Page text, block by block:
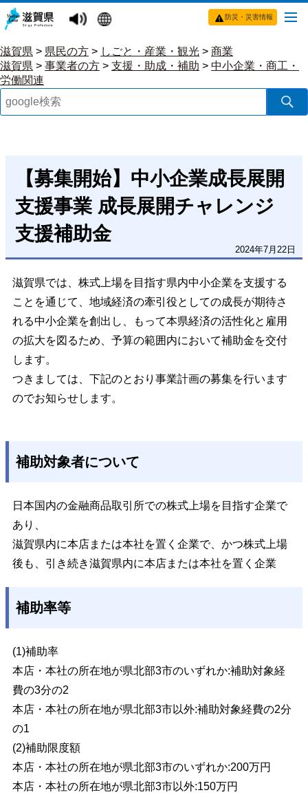
防災・災害情報
滋賀県 > 県民の方 > しごと・産業・観光 > 商業
滋賀県 > 事業者の方 > 支援・助成・補助 > 中小企業・商工・
労働関連
【募集開始】中小企業成長展開
支援事業 成長展開チャレンジ
支援補助金
2024年7月22日
滋賀県では、株式上場を目指す県内中小企業を支援する
ことを通じて、地域経済の牽引役としての成長が期待さ
れる中小企業を創出し、もって本県経済の活性化と雇用
の拡大を図るため、予算の範囲内において補助金を交付
します。
つきましては、下記のとおり事業計画の募集を行います
のでお知らせします。
補助対象者について
日本国内の金融商品取引所での株式上場を目指す企業で
あり、
滋賀県内に本店または本社を置く企業で、かつ株式上場
後も、引き続き滋賀県内に本店または本社を置く企業
補助率等
(1)補助率
本店・本社の所在地が県北部3市のいずれか:補助対象経
費の3分の2
本店・本社の所在地が県北部3市以外:補助対象経費の2分
の1
(2)補助限度額
本店・本社の所在地が県北部3市のいずれか:200万円
本店・本社の所在地が県北部3市以外:150万円